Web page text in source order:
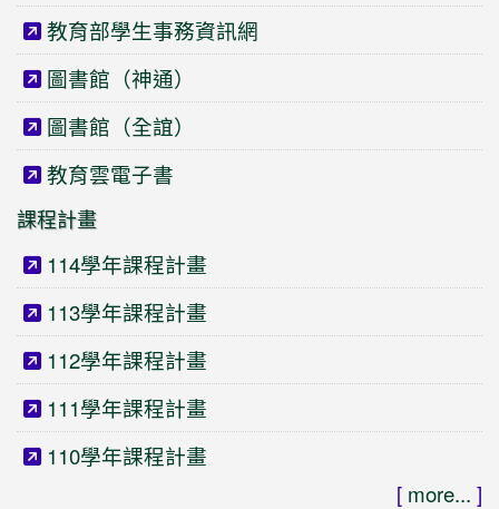
教育部學生事務資訊網
圖書館（神通）
圖書館（全誼）
教育雲電子書
課程計畫
114學年課程計畫
113學年課程計畫
112學年課程計畫
111學年課程計畫
110學年課程計畫
[ more... ]